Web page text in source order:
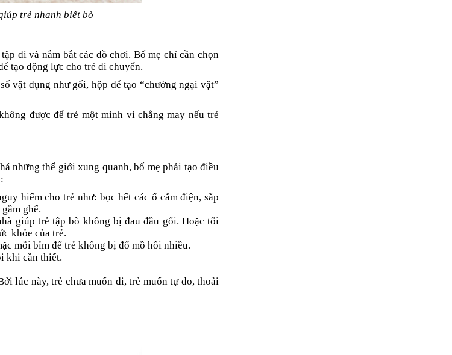
trẻ nhanh biết bò
đi và nắm bắt các đồ chơi. Bố mẹ chỉ cần chọn
tạo động lực cho trẻ di chuyển.
vật dụng như gối, hộp để tạo “chướng ngại vật”
được để trẻ một mình vì chẳng may nếu trẻ
những thế giới xung quanh, bố mẹ phải tạo điều
hiểm cho trẻ như: bọc hết các ổ cắm điện, sắp
ghế.
giúp trẻ tập bò không bị đau đầu gối. Hoặc tối
khỏe của trẻ.
mỗi bỉm để trẻ không bị đổ mồ hôi nhiều.
khi cần thiết.
lúc này, trẻ chưa muốn đi, trẻ muốn tự do, thoải